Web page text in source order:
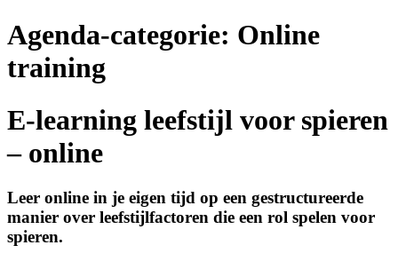
Agenda-categorie: Online
training
E-learning leefstijl voor spieren
– online
Leer online in je eigen tijd op een gestructureerde
manier over leefstijlfactoren die een rol spelen voor
spieren.